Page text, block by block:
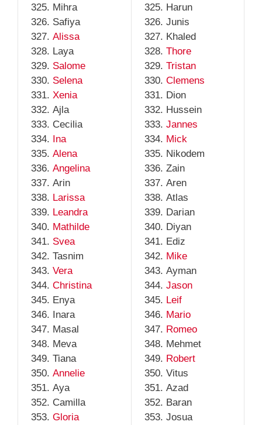
Mihra
Safiya
Alissa
Laya
Salome
Selena
Xenia
Ajla
Cecilia
Ina
Alena
Angelina
Arin
Larissa
Leandra
Mathilde
Svea
Tasnim
Vera
Christina
Enya
Inara
Masal
Meva
Tiana
Annelie
Aya
Camilla
Gloria
Harun
Junis
Khaled
Thore
Tristan
Clemens
Dion
Hussein
Jannes
Mick
Nikodem
Zain
Aren
Atlas
Darian
Diyan
Ediz
Mike
Ayman
Jason
Leif
Mario
Romeo
Mehmet
Robert
Vitus
Azad
Baran
Josua